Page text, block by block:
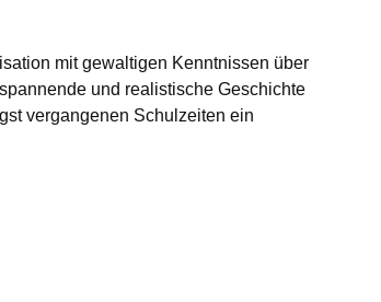
mit gewaltigen Kenntnissen über
und realistische Geschichte
vergangenen Schulzeiten ein